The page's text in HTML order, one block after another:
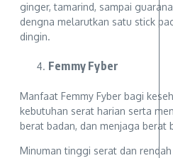
ginger, tamarind, sampai
dengna melarutkan satu stick
dingin.
Femmy Fyber
Manfaat Femmy Fyber bagi
kebutuhan serat harian serta
berat badan, dan menjaga berat
Minuman tinggi serat dan